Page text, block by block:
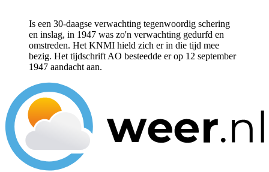
Is een 30-daagse verwachting tegenwoordig schering
en inslag, in 1947 was zo'n verwachting gedurfd en
omstreden. Het KNMI hield zich er in die tijd mee
bezig. Het tijdschrift AO besteedde er op 12 september
1947 aandacht aan.